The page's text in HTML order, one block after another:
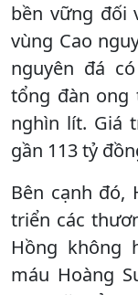
bền vững đối
vùng Cao
nguyên đá
tổng đàn ong
nghìn lít. Giá
gần 113 tỷ
Bên cạnh đó,
triển các
Hồng không
máu Hoàng